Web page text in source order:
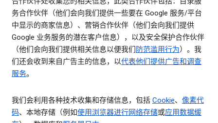
务合作伙伴（他们会向我们提供一些要在 Google 服务/平台
中显示的商家信息）、营销合作伙伴（他们会向我们提供
Google 业务服务的潜在客户信息），以及安全保护合作伙伴
（他们会向我们提供相关信息以便我们 防范滥用行为）。我
们还会收到来自广告主的信息，以代表他们提供广告和调查
服务。
我们会利用各种技术收集和存储信息，包括 Cookie、 像素代
码、本地存储（例如使用浏览器进行网络存储或应用数据缓